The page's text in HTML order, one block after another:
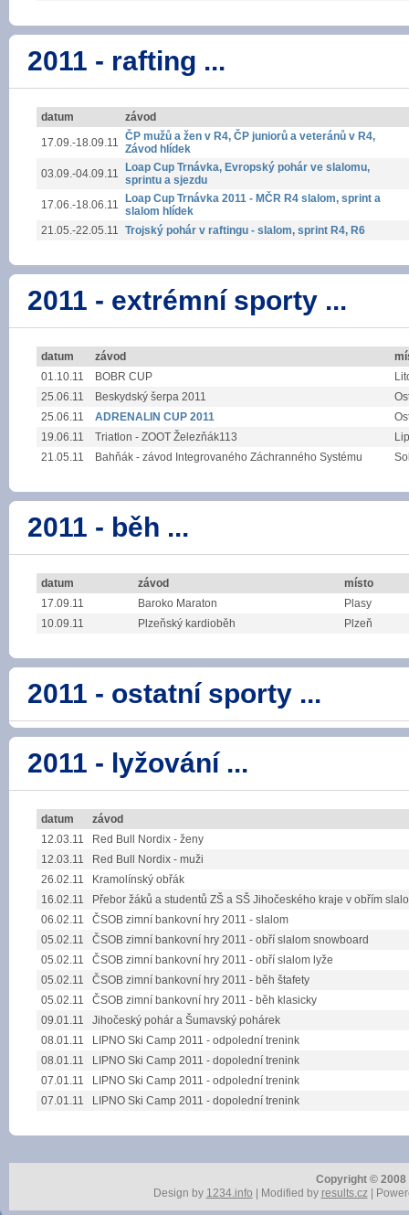
2011 - rafting ...
datum
závod
17.09.-18.09.11 ČP mužů a žen v R4, ČP juniorů a veteránů v R4,
Závod hlídek
03.09.-04.09.11 Loap Cup Trnávka, Evropský pohár ve slalomu,
sprintu a sjezdu
17.06.-18.06.11 Loap Cup Trnávka 2011 - MČR R4 slalom, sprint a
slalom hlídek
21.05.-22.05.11 Trojský pohár v raftingu - slalom, sprint R4, R6
2011 - extrémní sporty ...
datum závod
01.10.11
BOBR CUP
25.06.11
Beskydský šerpa 2011
25.06.11
ADRENALIN CUP 2011
19.06.11
Triatlon - ZOOT Železňák113
21.05.11
Bahňák - závod Integrovaného Záchranného Systému
2011 - běh ...
datum závod
místo
17.09.11
Baroko Maraton
Plasy
10.09.11
Plzeňský kardioběh Plzeň
2011 - ostatní sporty ...
2011 - lyžování ...
datum
závod
12.03.11
Red Bull Nordix - ženy
12.03.11
Red Bull Nordix - muži
26.02.11
Kramolínský obřák
16.02.11
Přebor žáků a studentů ZŠ a SŠ Jihočeského kraje v obřím
06.02.11
ČSOB zimní bankovní hry 2011 - slalom
05.02.11
ČSOB zimní bankovní hry 2011 - obří slalom snowboard
05.02.11
ČSOB zimní bankovní hry 2011 - obří slalom lyže
05.02.11
ČSOB zimní bankovní hry 2011 - běh štafety
05.02.11
ČSOB zimní bankovní hry 2011 - běh klasicky
09.01.11
Jihočeský pohár a Šumavský pohárek
08.01.11
LIPNO Ski Camp 2011 - odpolední trenink
08.01.11
LIPNO Ski Camp 2011 - dopolední trenink
07.01.11
LIPNO Ski Camp 2011 - odpolední trenink
07.01.11
LIPNO Ski Camp 2011 - dopolední trenink
Copyright ©
Design by 1234.info | Modified by results.cz|